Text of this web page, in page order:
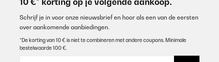
Schrijf je in voor onze nieuwsbrief en hoor als een van de eersten
over aankomende aanbiedingen.
*De korting van 10 € is niet te combineren met andere coupons. Minimale
bestelwaarde 100 €.